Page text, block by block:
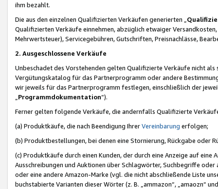
ihm bezahlt.
Die aus den einzelnen Qualifizierten Verkäufen generierten „
Qualifizierten Verkäufe einnehmen, abzüglich etwaiger
Mehrwertsteuer), Servicegebühren, Gutschriften, Preisnachlässe,
2. Ausgeschlossene Verkäufe
Unbeschadet des Vorstehenden gelten Qualifizierte Verkäufe nicht
Vergütungskatalog für das Partnerprogramm oder andere
wir jeweils für das Partnerprogramm festlegen, einschließlich der
Programmdokumentation“).
Ferner gelten folgende Verkäufe, die andernfalls Qualifizierte
(a) Produktkäufe, die nach Beendigung IhrerVereinbarung erfolgen;
(b) Produktbestellungen, bei denen eine Stornierung, Rückgabe oder
(c) Produktkäufe durch einen Kunden, der durch eine Anzeige auf
Ausschreibungen und Auktionen über Schlagwörter, Suchbegriffe
oder eine andere Amazon-Marke (vgl. die nicht abschließende Liste
buchstabierte Varianten dieser Wörter (z. B. „ammazon“, „amaozn“